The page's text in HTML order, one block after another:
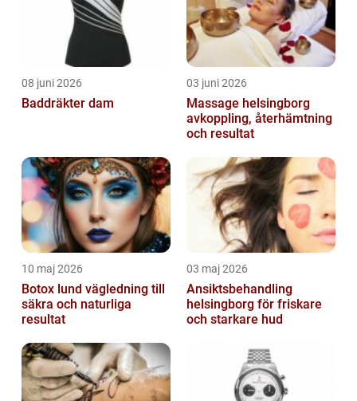
08 juni 2026
Baddräkter dam
03 juni 2026
Massage helsingborg
avkoppling, återhämtning
och resultat
10 maj 2026
Botox lund vägledning till
säkra och naturliga
resultat
03 maj 2026
Ansiktsbehandling
helsingborg för friskare
och starkare hud